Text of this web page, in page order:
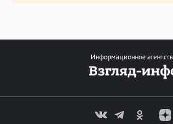
Информационное